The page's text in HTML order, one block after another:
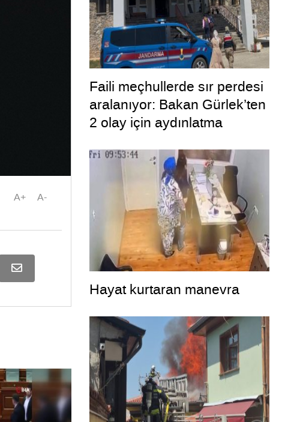
A+ A-
Faili meçhullerde sır perdesi
aralanıyor: Bakan Gürlek’ten
2 olay için aydınlatma
Hayat kurtaran manevra